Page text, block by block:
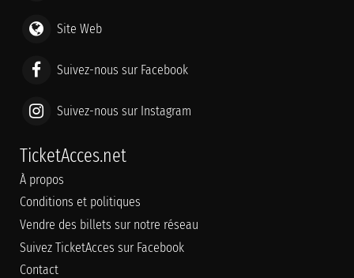
Site Web
Suivez-nous sur Facebook
Suivez-nous sur Instagram
TicketAcces.net
À propos
Conditions et politiques
Vendre des billets sur notre réseau
Suivez TicketAcces sur Facebook
Contact